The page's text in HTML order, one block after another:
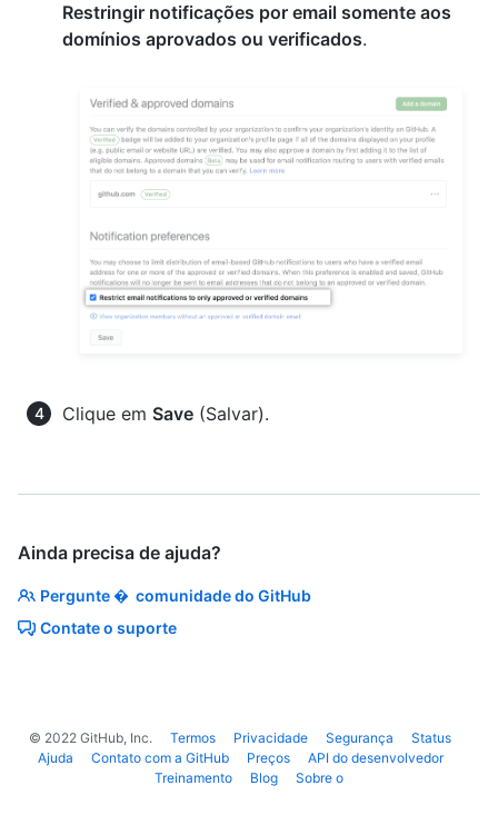
Restringir notificações por email somente aos
domínios aprovados ou verificados.
Clique em Save (Salvar).
Ainda precisa de ajuda?
Pergunte � comunidade do GitHub
Contate o suporte
© 2022 GitHub, Inc. Termos Privacidade Segurança
Status
Ajuda
Contato com a GitHub Preços
API do desenvolvedor
Treinamento
Blog Sobre o